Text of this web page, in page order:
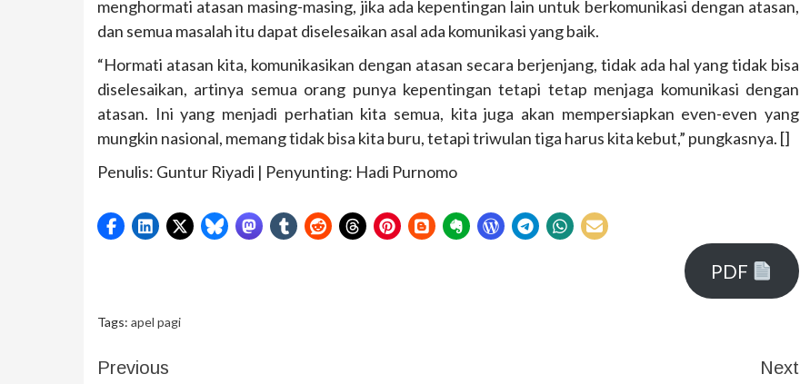
menghormati atasan masing-masing, jika ada kepentingan lain untuk berkomunikasi dengan atasan,
dan semua masalah itu dapat diselesaikan asal ada komunikasi yang baik.
“Hormati atasan kita, komunikasikan dengan atasan secara berjenjang, tidak ada hal yang tidak bisa
diselesaikan, artinya semua orang punya kepentingan tetapi tetap menjaga komunikasi dengan
atasan. Ini yang menjadi perhatian kita semua, kita juga akan mempersiapkan even-even yang
mungkin nasional, memang tidak bisa kita buru, tetapi triwulan tiga harus kita kebut,” pungkasnya. []
Penulis: Guntur Riyadi | Penyunting: Hadi Purnomo
PDF
Tags: apel pagi
Previous
Next